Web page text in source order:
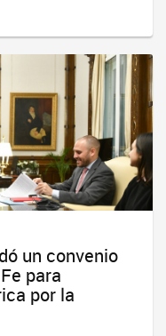
un convenio
para
por la